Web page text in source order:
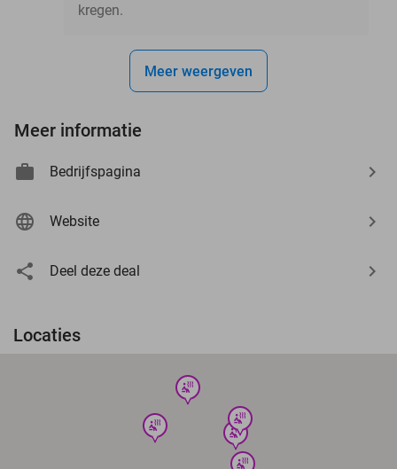
kregen.
Meer weergeven
Meer informatie
Bedrijfspagina
Website
Deel deze deal
Locaties
wellness
wellness
wellness
wellness
wellness